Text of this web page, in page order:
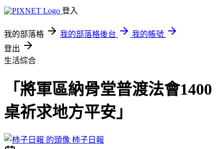
登入
我的部落格 我的部落格後台
我的帳號
登出
生活綜合
「將軍區納骨堂普渡法會1400
桌祈求地方平安」
柿子日報